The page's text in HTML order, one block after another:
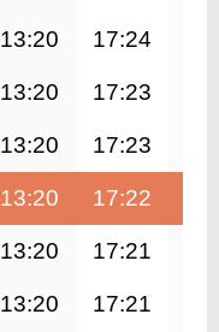
13:20 17:24
13:20 17:23
13:20 17:23
13:20 17:22
13:20 17:21
13:20 17:21